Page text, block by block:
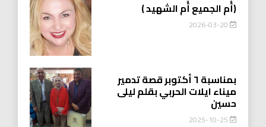
(أُم الجميع أُم الشهيد )
2026-03-20
بمناسبة ٦ أكتوبر قصة تدمير
ميناء ايلات الحربي بقلم ليلى
حسين
2025-10-25